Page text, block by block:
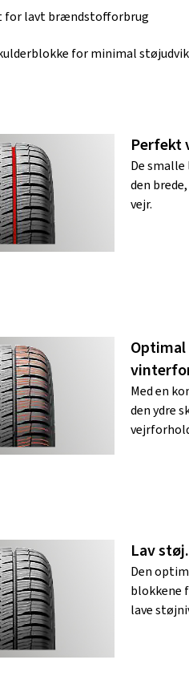
for lavt brændstofforbrug
for minimal
Perfekt
De
den
vejr.
Med en
den ydre
Lav støj.
Den
blokkene
lave